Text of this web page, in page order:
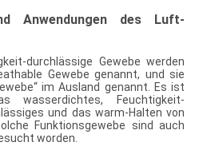
Anwendungen des Luft-
durchlässige Gewebe werden
Gewebe genannt, und sie
im Ausland genannt. Es ist
wasserdichtes, Feuchtigkeit-
und das warm-Halten von
Funktionsgewebe sind auch
worden.